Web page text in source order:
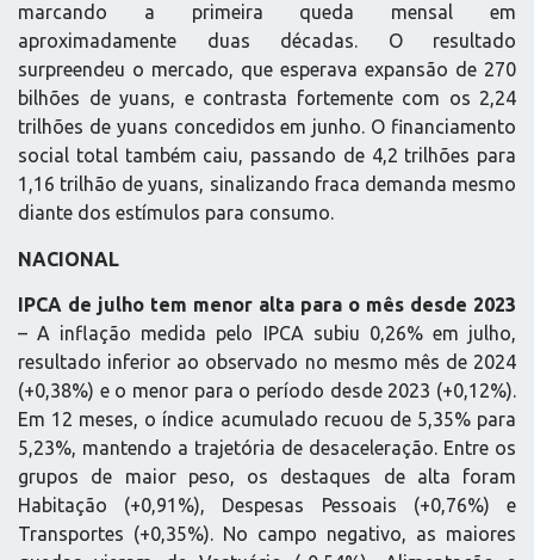
marcando a primeira queda mensal em
aproximadamente duas décadas. O resultado
surpreendeu o mercado, que esperava expansão de 270
bilhões de yuans, e contrasta fortemente com os 2,24
trilhões de yuans concedidos em junho. O financiamento
social total também caiu, passando de 4,2 trilhões para
1,16 trilhão de yuans, sinalizando fraca demanda mesmo
diante dos estímulos para consumo.
NACIONAL
IPCA de julho tem menor alta para o mês desde 2023
– A inflação medida pelo IPCA subiu 0,26% em julho,
resultado inferior ao observado no mesmo mês de 2024
(+0,38%) e o menor para o período desde 2023 (+0,12%).
Em 12 meses, o índice acumulado recuou de 5,35% para
5,23%, mantendo a trajetória de desaceleração. Entre os
grupos de maior peso, os destaques de alta foram
Habitação (+0,91%), Despesas Pessoais (+0,76%) e
Transportes (+0,35%). No campo negativo, as maiores